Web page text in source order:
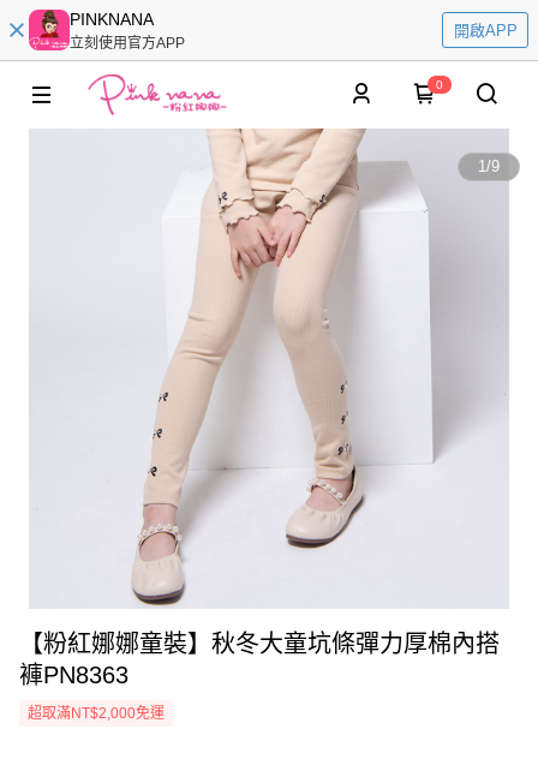
PINKNANA
立刻使用官方APP
開啟APP
0
1/9
【粉紅娜娜童裝】秋冬大童坑條彈力厚棉內搭
褲PN8363
超取滿NT$2,000免運